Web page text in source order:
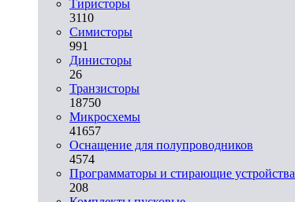
Тиристоры
3110
Симисторы
991
Динисторы
26
Транзисторы
18750
Микросхемы
41657
Оснащение для полупроводников
4574
Программаторы и стирающие устройства
208